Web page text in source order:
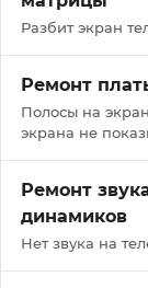
Разбит экран
Ремонт
Полосы на
экрана не
Ремонт
динамиков
Нет звука на